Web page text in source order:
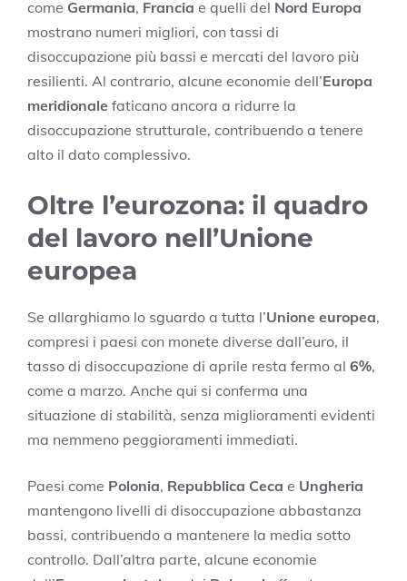
come Germania, Francia e quelli del Nord Europa
mostrano numeri migliori, con tassi di
disoccupazione più bassi e mercati del lavoro più
resilienti. Al contrario, alcune economie dell’Europa
meridionale faticano ancora a ridurre la
disoccupazione strutturale, contribuendo a tenere
alto il dato complessivo.
Oltre l’eurozona: il quadro
del lavoro nell’Unione
europea
Se allarghiamo lo sguardo a tutta l’Unione europea,
compresi i paesi con monete diverse dall’euro, il
tasso di disoccupazione di aprile resta fermo al 6%,
come a marzo. Anche qui si conferma una
situazione di stabilità, senza miglioramenti evidenti
ma nemmeno peggioramenti immediati.
Paesi come Polonia, Repubblica Ceca e Ungheria
mantengono livelli di disoccupazione abbastanza
bassi, contribuendo a mantenere la media sotto
controllo. Dall’altra parte, alcune economie